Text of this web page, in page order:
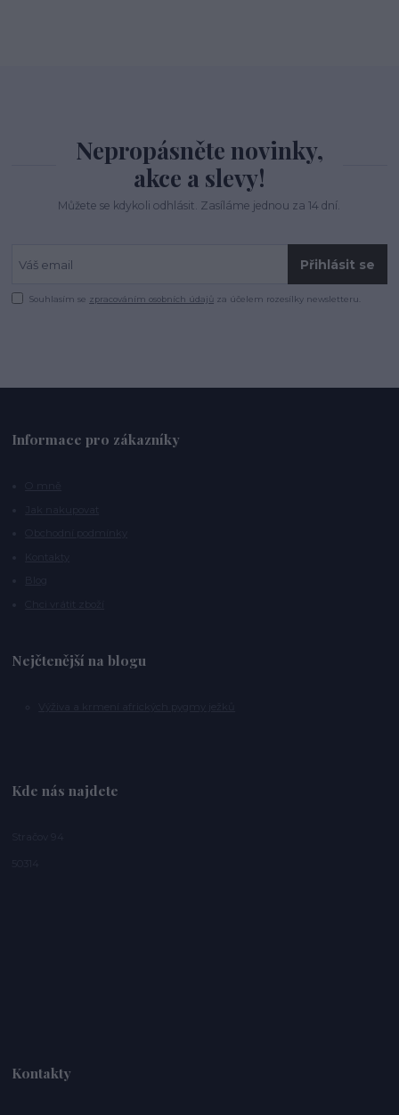
Nepropásněte novinky,
akce a slevy!
Můžete se kdykoli odhlásit. Zasíláme jednou za 14 dní.
Přihlásit se
Souhlasím se zpracováním osobních údajů za účelem rozesílky newsletteru.
Informace pro zákazníky
Nejčtenější na blogu
Kde nás najdete
Kontakty